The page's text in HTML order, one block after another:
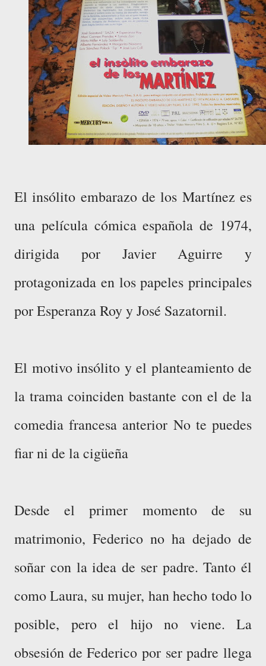
El insólito embarazo de los Martínez es
una película cómica española de 1974,
dirigida por Javier Aguirre y
protagonizada en los papeles principales
por Esperanza Roy y José Sazatornil.
El motivo insólito y el planteamiento de
la trama coinciden bastante con el de la
comedia francesa anterior No te puedes
fiar ni de la cigüeña
Desde el primer momento de su
matrimonio, Federico no ha dejado de
soñar con la idea de ser padre. Tanto él
como Laura, su mujer, han hecho todo lo
posible, pero el hijo no viene. La
obsesión de Federico por ser padre llega